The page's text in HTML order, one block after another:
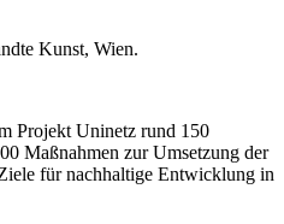
Kunst, Wien.
Projekt Uninetz rund 150
Maßnahmen zur Umsetzung der
für nachhaltige Entwicklung in